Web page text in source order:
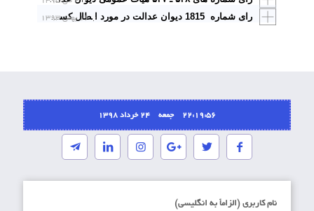
۱۶ بهمن ۱۳۹۳ رای شماره 1815 دیوان عدالت در مورد ابطال کسر حق بیمه از قراردادهای پیمانکاری تک نفره
22:19:56 جمعه ۲۴ خرداد ۱۳۹۸
نام کاربری (الزاماَ به انگلیسی)